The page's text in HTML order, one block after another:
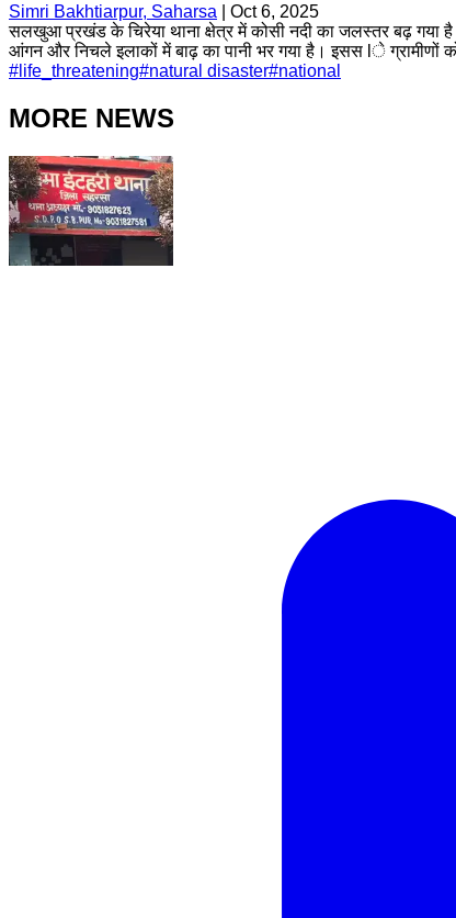
Simri Bakhtiarpur, Saharsa
Oct 6, 2025
सलखुआ प्रखंड के चिरेया थाना क्षेत्र में कोसी नदी का जलस्तर बढ़ गया
आंगन और निचले इलाकों में बाढ़ का पानी भर गया है। इसस lे ग्रामीणों
# life_threatening#natural disaster#national
MORE NEWS